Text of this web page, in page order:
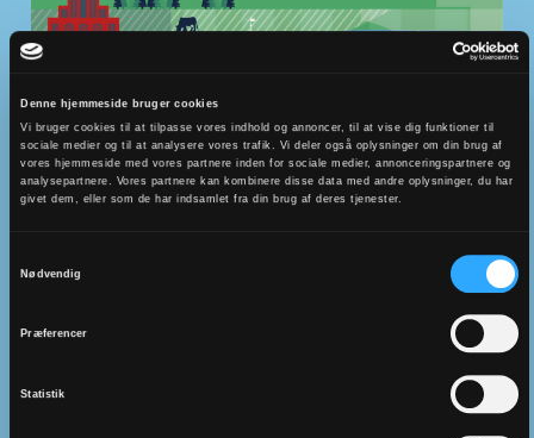
Denne hjemmeside bruger cookies
Vi bruger cookies til at tilpasse vores indhold og annoncer, til at vise dig funktioner til
sociale medier og til at analysere vores trafik. Vi deler også oplysninger om din brug af
vores hjemmeside med vores partnere inden for sociale medier, annonceringspartnere og
analysepartnere. Vores partnere kan kombinere disse data med andre oplysninger, du har
givet dem, eller som de har indsamlet fra din brug af deres tjenester.
Nødvendig
Præferencer
Statistik Provst: Anna Helleberg Kluge